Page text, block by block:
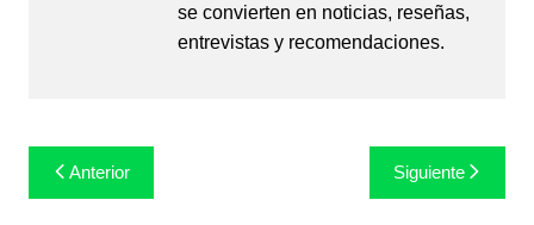
se convierten en noticias, reseñas,
entrevistas y recomendaciones.
Navegación
de
Anterior Siguiente